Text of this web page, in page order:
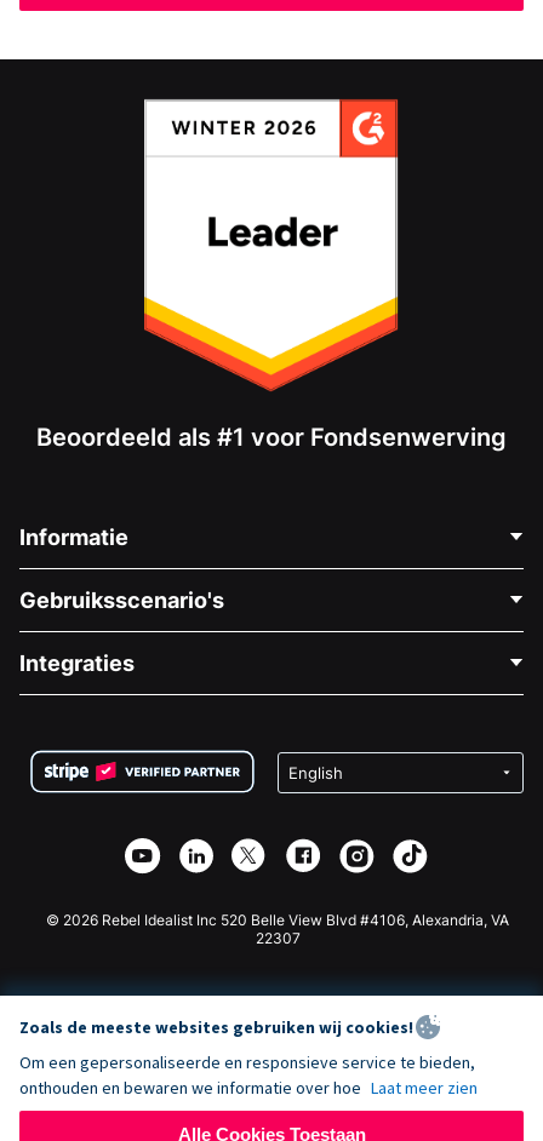
Beoordeeld als #1 voor Fondsenwerving
Informatie
Over Ons
Vacatures
Privacy
Affiliate Partnerschap
Gebruiksscenario's
Medische Fondsenwerving
Goede Doelen Fondsenwerving
Integraties
Wix Donatie Plugin
Webflow Donatie App
Joomla Donatie
© 2026 Rebel Idealist Inc 520 Belle View Blvd #4106, Alexandria, VA
22307
Zoals de meeste websites gebruiken wij cookies!
Om een gepersonaliseerde en responsieve service te bieden,
onthouden en bewaren we informatie over hoe Laat meer zien
Alle Cookies Toestaan